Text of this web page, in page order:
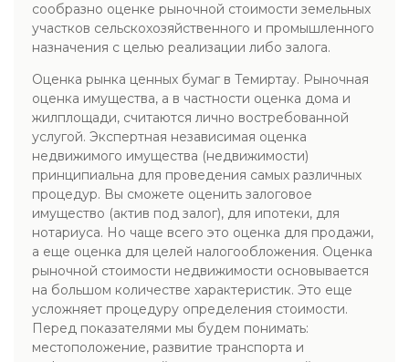
сообразно оценке рыночной стоимости земельных
участков сельскохозяйственного и промышленного
назначения с целью реализации либо залога.
Оценка рынка ценных бумаг в Темиртау. Рыночная
оценка имущества, а в частности оценка дома и
жилплощади, считаются лично востребованной
услугой. Экспертная независимая оценка
недвижимого имущества (недвижимости)
принципиальна для проведения самых различных
процедур. Вы сможете оценить залоговое
имущество (актив под залог), для ипотеки, для
нотариуса. Но чаще всего это оценка для продажи,
а еще оценка для целей налогообложения. Оценка
рыночной стоимости недвижимости основывается
на большом количестве характеристик. Это еще
усложняет процедуру определения стоимости.
Перед показателями мы будем понимать:
местоположение, развитие транспорта и